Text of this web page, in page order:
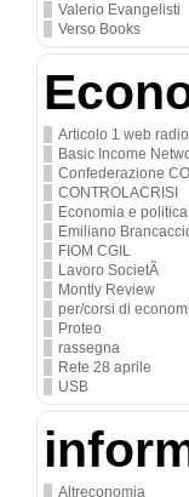
Valerio Evangelisti
Verso Books
Articolo 1 web radio
Basic Income
Confederazione
CONTROLACRISI
Economia e politica
Emiliano
FIOM CGIL
Lavoro SocietÃ
Montly Review
per/corsi di
Proteo
rassegna
Rete 28 aprile
USB
Altreconomia